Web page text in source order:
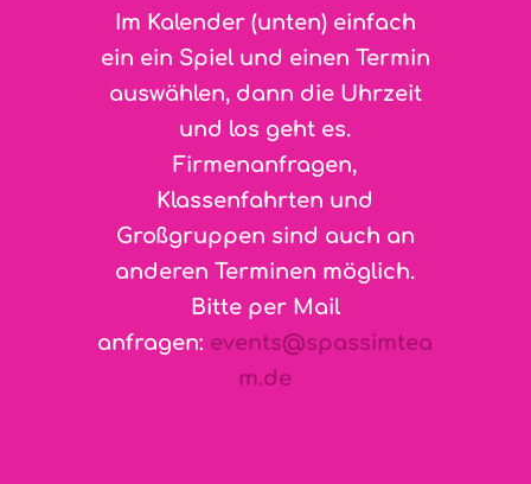
Im Kalender (unten) einfach
ein ein Spiel und einen Termin
auswählen, dann die Uhrzeit
und los geht es.
Firmenanfragen,
Klassenfahrten und
Großgruppen sind auch an
anderen Terminen möglich.
Bitte per Mail
anfragen: events@spassimtea
m.de